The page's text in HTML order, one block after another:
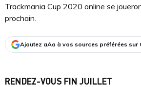
Trackmania Cup 2020 online se
prochain.
Ajoutez aAa à vos sources préférées sur
RENDEZ-VOUS FIN JUILLET